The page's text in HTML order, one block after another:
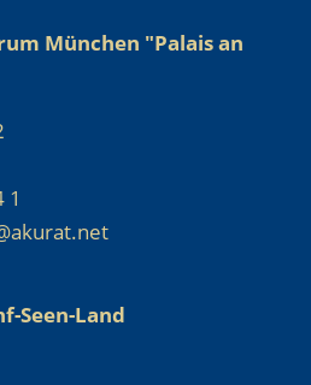
München "Palais an
1
Seen-Land